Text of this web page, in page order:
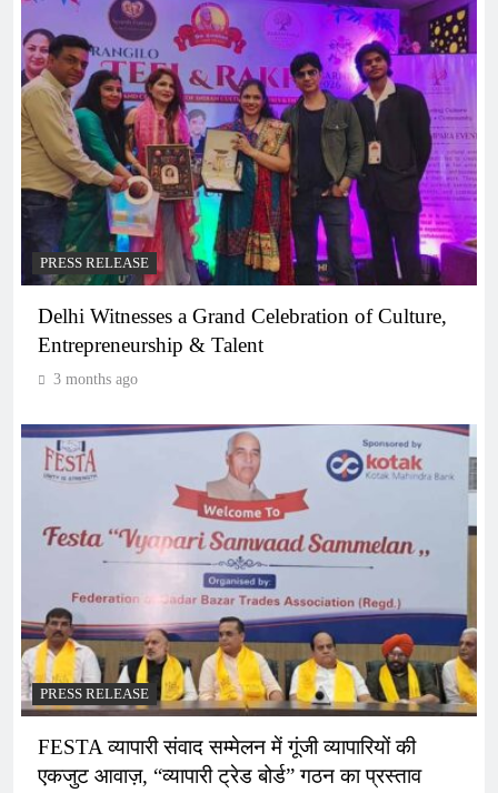
PRESS RELEASE
Delhi Witnesses a Grand Celebration of Culture,
Entrepreneurship & Talent
3 months ago
PRESS RELEASE
FESTA व्यापारी संवाद सम्मेलन में गूंजी व्यापारियों की
एकजुट आवाज़, “व्यापारी ट्रेड बोर्ड” गठन का प्रस्ताव